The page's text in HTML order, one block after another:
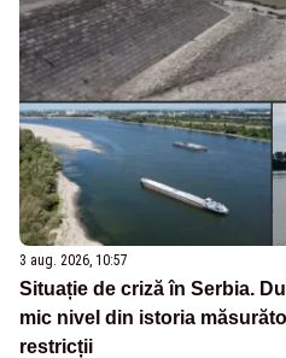
3 aug. 2026, 10:57
Situație de criză în Serbia.
mic nivel din istoria
restricții